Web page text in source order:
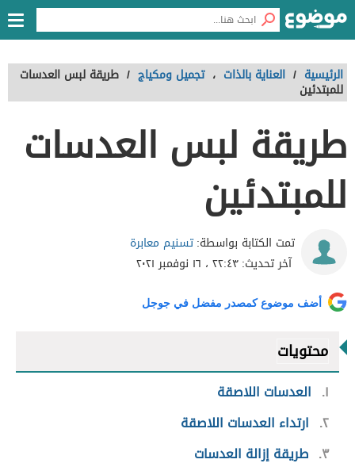
الرئيسية / العناية بالذات ، تجميل ومكياج / طريقة لبس العدسات
للمبتدئين
طريقة لبس العدسات
للمبتدئين
تمت الكتابة بواسطة:تسنيم معابرة
آخر تحديث:٢٢:٤٣ ، ١٦ نوفمبر ٢٠٢١
أضف موضوع كمصدر مفضل في جوجل
محتويات
١
العدسات اللاصقة
٢ ارتداء العدسات اللاصقة
٣ طريقة إزالة العدسات